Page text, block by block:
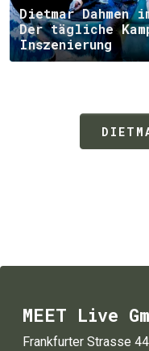
Dietmar Dahmen
Der tägliche
Inszenierung
MEET Live
Frankfurter Strasse 44